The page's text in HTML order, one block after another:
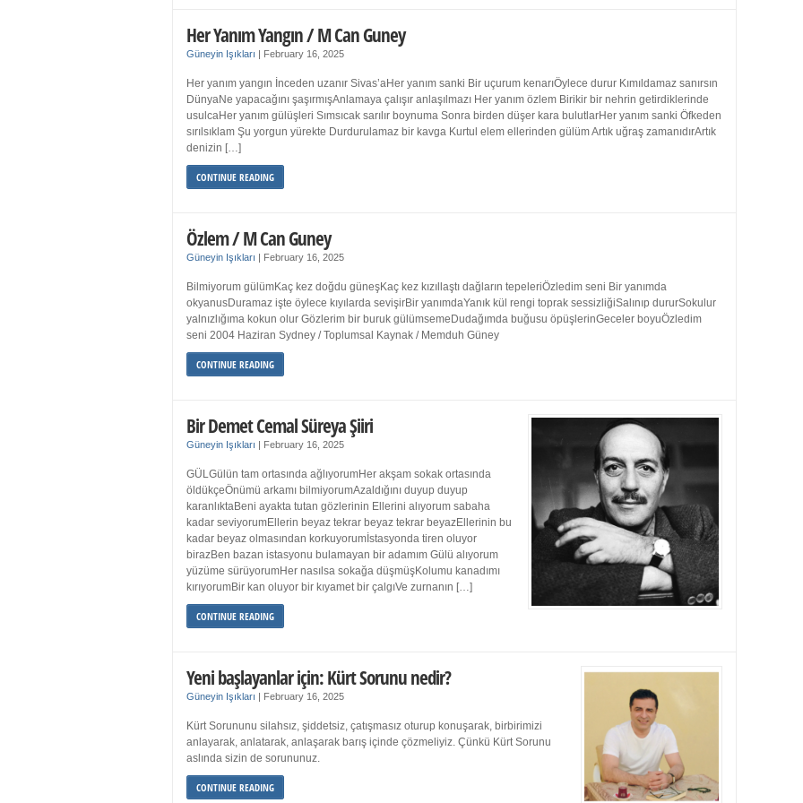
Her Yanım Yangın / M Can Guney
Güneyin Işıkları February 16, 2025
Her yanım yangın İnceden uzanır Sivas’aHer yanım sanki Bir uçurum kenarıÖylece durur Kımıldamaz sanırsın
DünyaNe yapacağını şaşırmışAnlamaya çalışır anlaşılmazı Her yanım özlem Birikir bir nehrin getirdiklerinde
usulcaHer yanım gülüşleri Sımsıcak sarılır boynuma Sonra birden düşer kara bulutlarHer yanım sanki Öfkeden
sırılsıklam Şu yorgun yürekte Durdurulamaz bir kavga Kurtul elem ellerinden gülüm Artık uğraş zamanıdırArtık
denizin […]
CONTINUE READING
Özlem / M Can Guney
Güneyin Işıkları February 16, 2025
Bilmiyorum gülümKaç kez doğdu güneşKaç kez kızıllaştı dağların tepeleriÖzledim seni Bir yanımda
okyanusDuramaz işte öylece kıyılarda sevişirBir yanımdaYanık kül rengi toprak sessizliğiSalınıp dururSokulur
yalnızlığıma kokun olur Gözlerim bir buruk gülümsemeDudağımda buğusu öpüşlerinGeceler boyuÖzledim
seni 2004 Haziran Sydney / Toplumsal Kaynak / Memduh Güney
CONTINUE READING
Bir Demet Cemal Süreya Şiiri
Güneyin Işıkları February 16, 2025
GÜLGülün tam ortasında ağlıyorumHer akşam sokak ortasında
öldükçeÖnümü arkamı bilmiyorumAzaldığını duyup duyup
karanlıktaBeni ayakta tutan gözlerinin Ellerini alıyorum sabaha
kadar seviyorumEllerin beyaz tekrar beyaz tekrar beyazEllerinin bu
kadar beyaz olmasından korkuyorumİstasyonda tiren oluyor
birazBen bazan istasyonu bulamayan bir adamım Gülü alıyorum
yüzüme sürüyorumHer nasılsa sokağa düşmüşKolumu kanadımı
kırıyorumBir kan oluyor bir kıyamet bir çalgıVe zurnanın […]
CONTINUE READING
Yeni başlayanlar için: Kürt Sorunu nedir?
Güneyin Işıkları February 16, 2025
Kürt Sorununu silahsız, şiddetsiz, çatışmasız oturup konuşarak, birbirimizi
anlayarak, anlatarak, anlaşarak barış içinde çözmeliyiz. Çünkü Kürt Sorunu
aslında sizin de sorununuz.
CONTINUE READING